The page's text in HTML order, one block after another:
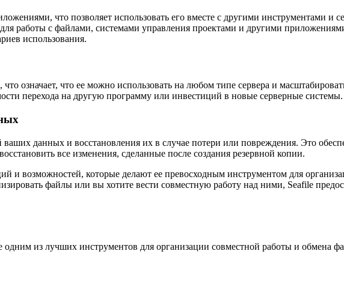
что позволяет использовать его вместе с другими инструментами
работы с файлами, системами управления проектами и другими
использования.
означает, что ее можно использовать на любом типе сервера и
перехода на другую программу или инвестиций в новые серверные системы.
ваших данных и восстановления их в случае потери или повреждения. Это
все изменения, сделанные после создания резервной копии.
и возможностей, которые делают ее превосходным инструментом для
файлы или вы хотите вести совместную работу над ними, Seafile
из лучших инструментов для организации совместной работы и обмена